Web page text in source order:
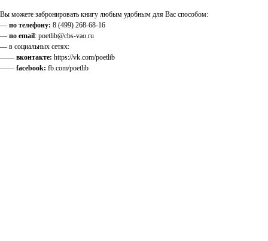
Вы можете забронировать книгу любым удобным для Вас способом:
— по телефону: 8 (499) 268-68-16
— по email: poetlib@cbs-vao.ru
— в социальных сетях:
—— вконтакте: https://vk.com/poetlib
—— facebook: fb.com/poetlib